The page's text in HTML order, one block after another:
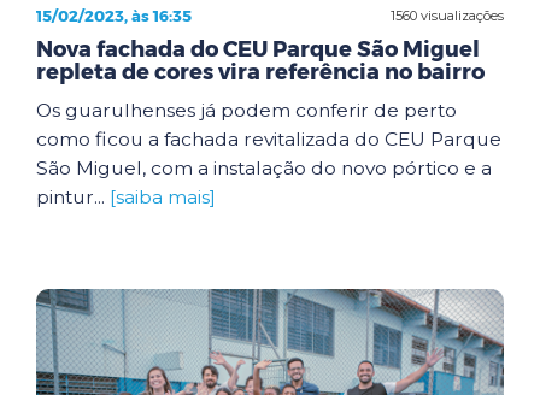
1560 visualizações
15/02/2023, às 16:35
Nova fachada do CEU Parque São Miguel
repleta de cores vira referência no bairro
Os guarulhenses já podem conferir de perto
como ficou a fachada revitalizada do CEU Parque
São Miguel, com a instalação do novo pórtico e a
pintur... [saiba mais]